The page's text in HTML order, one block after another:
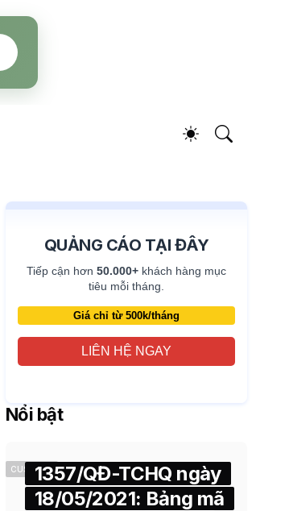
QUẢNG CÁO TẠI ĐÂY
Tiếp cận hơn 50.000+ khách hàng mục
tiêu mỗi tháng.
Giá chỉ từ 500k/tháng
LIÊN HỆ NGAY
Nổi bật
CUSTOMS1357/QĐ-TCHQ ngày
18/05/2021: Bảng mã